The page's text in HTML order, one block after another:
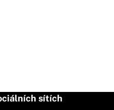
sítích